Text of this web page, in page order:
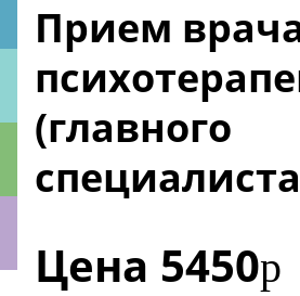
Прием
(главного
Цена 5450р